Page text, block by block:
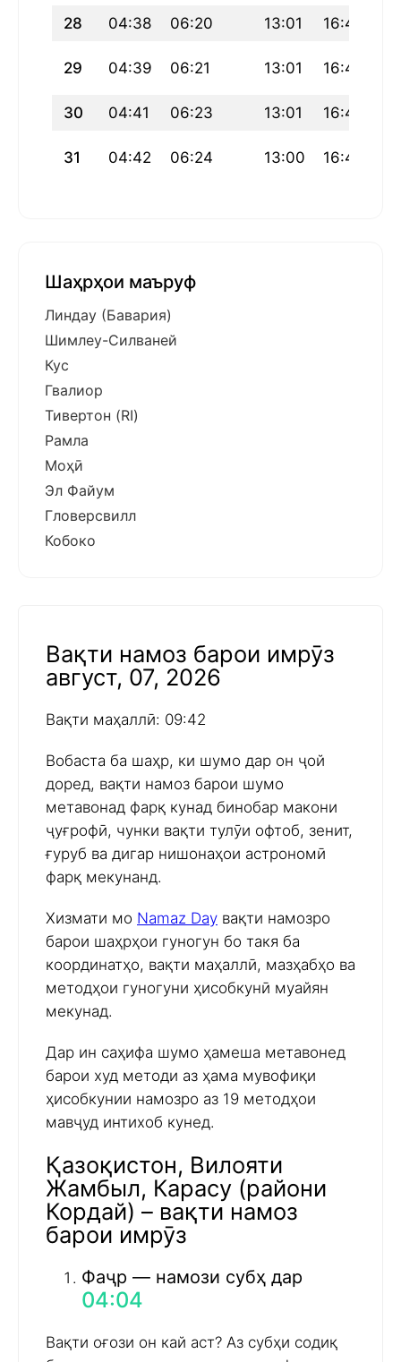
28 04:38 06:20 13:01 16:45
29 04:39 06:21 13:01 16:44
30 04:41 06:23 13:01 16:43
31 04:42 06:24 13:00 16:42
Шаҳрҳои маъруф
Линдау (Бавария)
Шимлеу-Силваней
Кус
Гвалиор
Тивертон (RI)
Рамла
Моҳӣ
Эл Файум
Гловерсвилл
Кобоко
Вақти намоз барои имрӯз
август, 07, 2026
Вақти маҳаллӣ: 09:42
Вобаста ба шаҳр, ки шумо дар он ҷой
доред, вақти намоз барои шумо
метавонад фарқ кунад бинобар макони
ҷуғрофӣ, чунки вақти тулӯи офтоб, зенит,
ғуруб ва дигар нишонаҳои астрономӣ
фарқ мекунанд.
Хизмати мо Namaz Day вақти намозро
барои шаҳрҳои гуногун бо такя ба
координатҳо, вақти маҳаллӣ, мазҳабҳо ва
методҳои гуногуни ҳисобкунӣ муайян
мекунад.
Дар ин саҳифа шумо ҳамеша метавонед
барои худ методи аз ҳама мувофиқи
ҳисобкунии намозро аз 19 методҳои
мавҷуд интихоб кунед.
Қазоқистон, Вилояти
Жамбыл, Карасу (райони
Кордай) – вақти намоз
барои имрӯз
Фаҷр — намози субҳ дар
04:04
Вақти оғози он кай аст? Аз субҳи содиқ